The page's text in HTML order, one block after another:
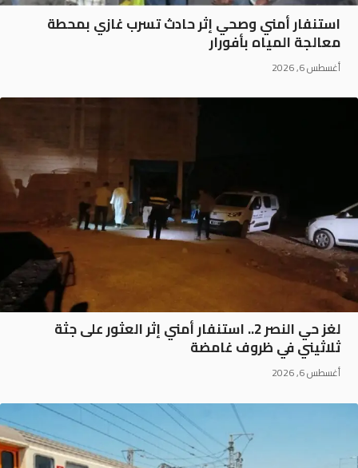
استنفار أمني وصحي إثر حادث تسرب غازي بمحطة
معالجة المياه بأفورار
أغسطس 6, 2026
لغز حي النصر 2.. استنفار أمني إثر العثور على جثة
ثلاثيني في ظروف غامضة
أغسطس 6, 2026